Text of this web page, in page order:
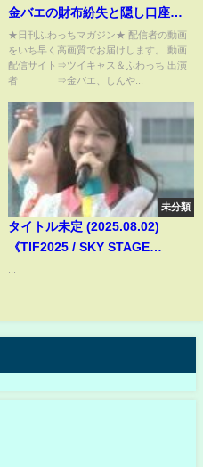
金バエの財布紛失と隠し口座発
言について反論する11月14日
★日刊ふわっちマガジン★ 配信者の動画
をいち早く高画質でお届けします。 動画
配信サイト⇒ツイキャス＆ふわっち 出演
者 ⇒金バエ、しんや...
未分類
タイトル未定 (2025.08.02)
《TIF2025 / SKY STAGE